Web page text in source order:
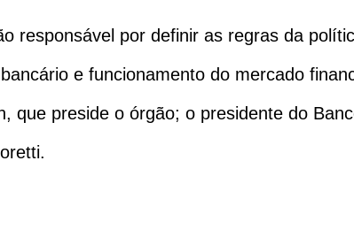
responsável por definir as regras da
e funcionamento do mercado
que preside o órgão; o presidente do